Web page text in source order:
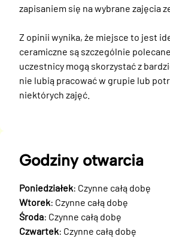
zapisaniem się na wybrane zajęcia
Z opinii wynika, że miejsce to jest
ceramiczne są szczególnie
uczestnicy mogą skorzystać z
nie lubią pracować w grupie lub
niektórych zajęć.
Godziny otwarcia
Poniedziałek: Czynne całą dobę
Wtorek: Czynne całą dobę
Środa: Czynne całą dobę
Czwartek: Czynne całą dobę